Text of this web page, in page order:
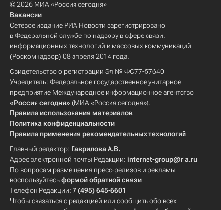
© 2026 МИА «Россия сегодня»
Вакансии
Сетевое издание РИА Новости зарегистрировано
в Федеральной службе по надзору в сфере связи,
информационных технологий и массовых коммуникаций
(Роскомнадзор) 08 апреля 2014 года.
Свидетельство о регистрации Эл № ФС77-57640
Учредитель: Федеральное государственное унитарное
предприятие Международное информационное агентство
«Россия сегодня» (МИА «Россия сегодня»).
Правила использования материалов
Политика конфиденциальности
Правила применения рекомендательных технологий
Главный редактор: Гаврилова А.В.
Адрес электронной почты Редакции: internet-group@ria.ru
По вопросам размещения пресс-релизов и рекламы
воспользуйтесьформой обратной связи
Телефон Редакции: 7 (495) 645-6601
Чтобы связаться с редакцией или сообщить обо всех